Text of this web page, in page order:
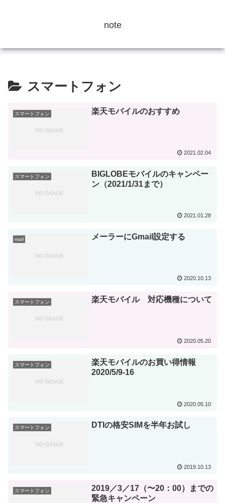
note
スマートフォン
スマートフォン 楽天モバイルのおすすめ
2021.02.04
スマートフォン
BIGLOBEモバイルのキャンペー
ン（2021/1/31まで）
2021.01.28
mail メーラーにGmail設定する
2020.10.13
スマートフォン 楽天モバイル 対応機種について
2020.05.20
スマートフォン
楽天モバイルのお買い得情報
2020/5/9-16
2020.05.10
スマートフォン DTIの格安SIMを半年お試し
2019.10.13
スマートフォン
2019／3／17（〜20：00）までの
緊急キャンペーン